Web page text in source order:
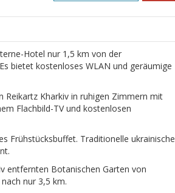
Hotel nur 1,5 km von der
bietet kostenloses WLAN und geräumige
Reikartz Kharkiv in ruhigen Zimmern mit
Flachbild-TV und kostenlosen
Frühstücksbuffet. Traditionelle ukrainische
entfernten Botanischen Garten von
nur 3,5 km.